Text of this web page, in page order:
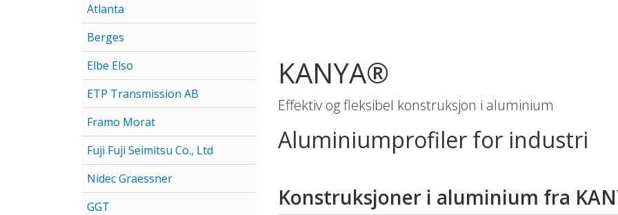
Atlanta
Berges
Elbe Elso
ETP Transmission AB
Framo Morat
Fuji Fuji Seimitsu Co., Ltd
Nidec Graessner
GGT
KANYA®
Effektiv og fleksibel konstruksjon i aluminium
Aluminiumprofiler for industri
Konstruksjoner i aluminium fra